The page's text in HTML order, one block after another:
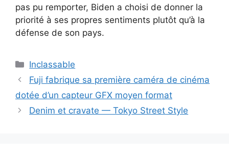
pas pu remporter, Biden a choisi de donner la
priorité à ses propres sentiments plutôt qu’à la
défense de son pays.
Catégories
Inclassable
Navigation
des
Fuji fabrique sa première caméra de cinéma
dotée d’un capteur GFX moyen format
Denim et cravate — Tokyo Street Style